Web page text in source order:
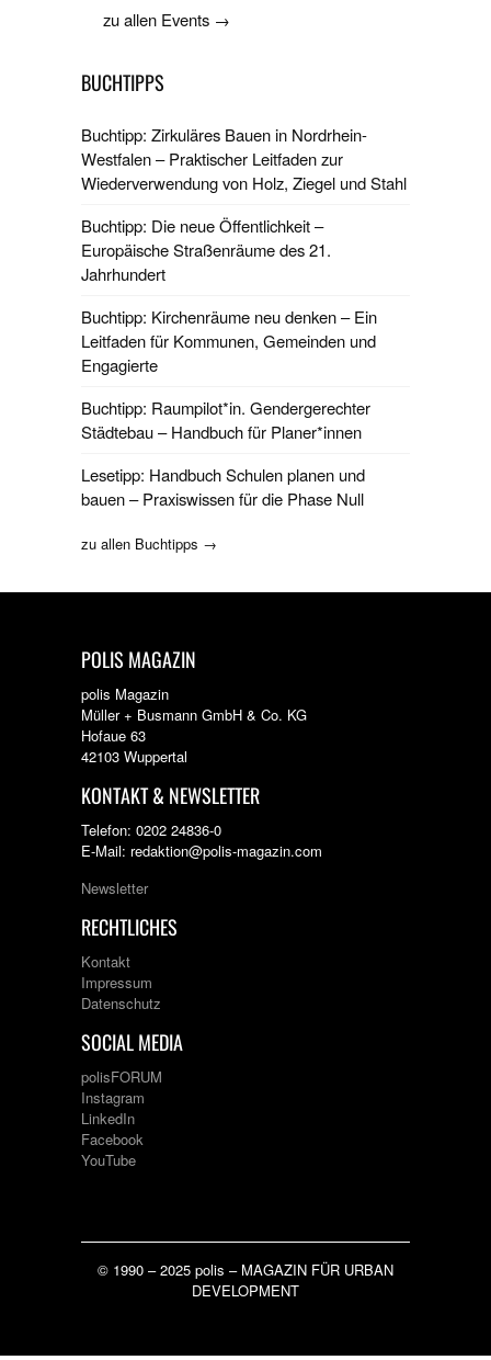
zu allen Events →
BUCHTIPPS
Buchtipp: Zirkuläres Bauen in Nordrhein-
Westfalen – Praktischer Leitfaden zur
Wiederverwendung von Holz, Ziegel und Stahl
Buchtipp: Die neue Öffentlichkeit –
Europäische Straßenräume des 21.
Jahrhundert
Buchtipp: Kirchenräume neu denken – Ein
Leitfaden für Kommunen, Gemeinden und
Engagierte
Buchtipp: Raumpilot*in. Gendergerechter
Städtebau – Handbuch für Planer*innen
Lesetipp: Handbuch Schulen planen und
bauen – Praxiswissen für die Phase Null
zu allen Buchtipps →
POLIS MAGAZIN
polis Magazin
Müller + Busmann GmbH & Co. KG
Hofaue 63
42103 Wuppertal
KONTAKT & NEWSLETTER
Telefon: 0202 24836-0
E-Mail: redaktion@polis-magazin.com
Newsletter
RECHTLICHES
Kontakt
Impressum
Datenschutz
SOCIAL MEDIA
polisFORUM
Instagram
LinkedIn
Facebook
YouTube
© 1990 – 2025 polis – MAGAZIN FÜR URBAN
DEVELOPMENT